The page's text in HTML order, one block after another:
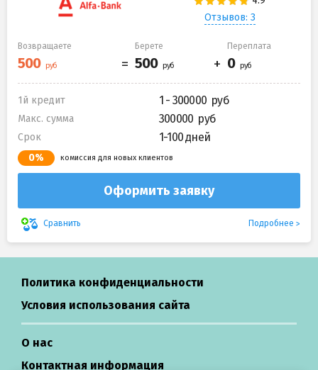
Отзывов: 3
Возвращаете Берете Переплата
1й кредит 1 - 300000
Макс. сумма 300000
Срок 1-100 дней
0% комиссия для новых клиентов
Оформить заявку
Сравнить Подробнее
Политика конфиденциальности
Условия использования сайта
О нас
Контактная информация